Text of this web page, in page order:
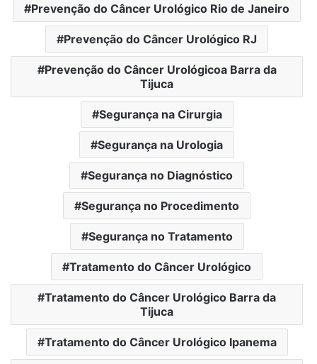
Prevenção do Câncer Urológico Rio de Janeiro
Prevenção do Câncer Urológico RJ
Prevenção do Câncer Urológicoa Barra da
Tijuca
Segurança na Cirurgia
Segurança na Urologia
Segurança no Diagnóstico
Segurança no Procedimento
Segurança no Tratamento
Tratamento do Câncer Urológico
Tratamento do Câncer Urológico Barra da
Tijuca
Tratamento do Câncer Urológico Ipanema